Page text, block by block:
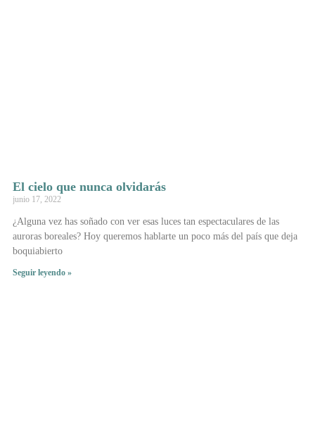
El cielo que nunca olvidarás
junio 17, 2022
¿Alguna vez has soñado con ver esas luces tan espectaculares de las
auroras boreales? Hoy queremos hablarte un poco más del país que deja
boquiabierto
Seguir leyendo »